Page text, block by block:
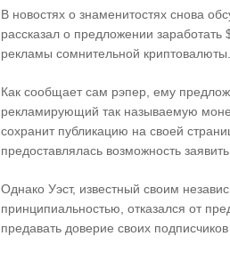
В новостях о знаменитостях снова
рассказал о предложении
рекламы сомнительной криптовалюты.
Как сообщает сам рэпер, ему
рекламирующий так называемую
сохранит публикацию на своей
предоставлялась возможность
Однако Уэст, известный своим
принципиальностью, отказался от
предавать доверие своих